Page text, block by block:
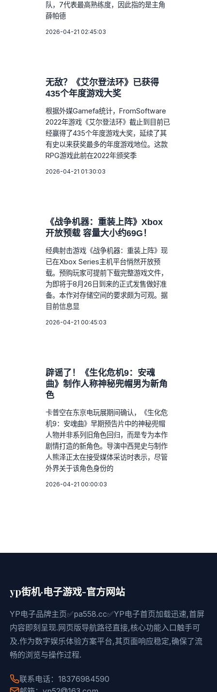
队，7代表最高熟练度，因此指的是主角
薛帕德
2026-04-21 02:45:03
无敌？《艾尔登法环》已获得
435个年度游戏大奖
根据外媒Gamefa统计，FromSoftware
2022年游戏《艾尔登法环》截止到目前已
经赢得了435个年度游戏大奖，延续了其
有史以来获奖最多的年度游戏地位。这款
RPG游戏此前在2022年颁奖季
2026-04-21 01:30:03
《战争机器：重装上阵》Xbox
开放预载 容量大小约69G！
经典射击游戏《战争机器：重装上阵》现
已在Xbox Series主机平台悄然开放预
载。预购玩家可提前下载完整游戏文件，
为即将于8月26日到来的正式发售做好准
备。本作对存储空间的要求颇为可观。据
目前信息显
2026-04-21 00:45:03
辟谣了！《生化危机9：安魂
曲》制作人称神秘兜帽男为新角
色
卡普空在东京电玩展期间确认，《生化危
机9：安魂曲》早期预告片中的神秘兜帽
人物并非系列旧角色回归，而是专为本作
剧情打造的新角色。导演中西晃史与制作
人熊泽正太在接受媒体采访时表示，尽管
外界关于该角色身份的
2026-04-21 00:00:03
yp街机·电子游戏-官方网站
YP电子品牌主页✅pa558.cc✅YP电子首页加载迅速,首屏
内容即刻呈现.网页版导航路径直接,核心功能入口触手可
及.作为数字娱乐体验方案平台,其页面响应稳定,确保了流
畅的浏览与操作过程.
联系电话：18376984590